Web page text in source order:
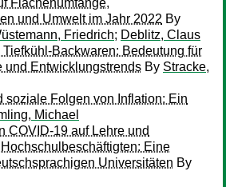
Flächenumfänge,
und Umwelt im Jahr 2022 By
Friedrich; Deblitz, Claus
Backwaren: Bedeutung für
und Entwicklungstrends By Stracke,
soziale Folgen von Inflation: Ein
Michael
COVID-19 auf Lehre und
Eine
Universitäten By